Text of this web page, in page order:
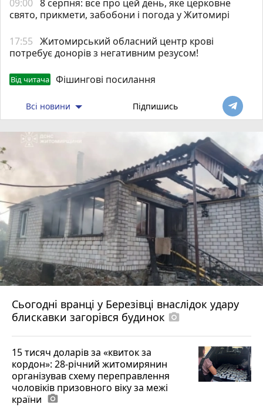
09:00 8 серпня: все про цей день, яке церковне
свято, прикмети, забобони і погода у Житомирі
17:55 Житомирський обласний центр крові
потребує донорів з негативним резусом!
Від читача Фішингові посилання
Всі новини Підпишись
Сьогодні вранці у Березівці внаслідок удару
блискавки загорівся будинок photo_camera
15 тисяч доларів за «квиток за
кордон»: 28-річний житомирянин
організував схему переправлення
чоловіків призовного віку за межі
країни photo_camera